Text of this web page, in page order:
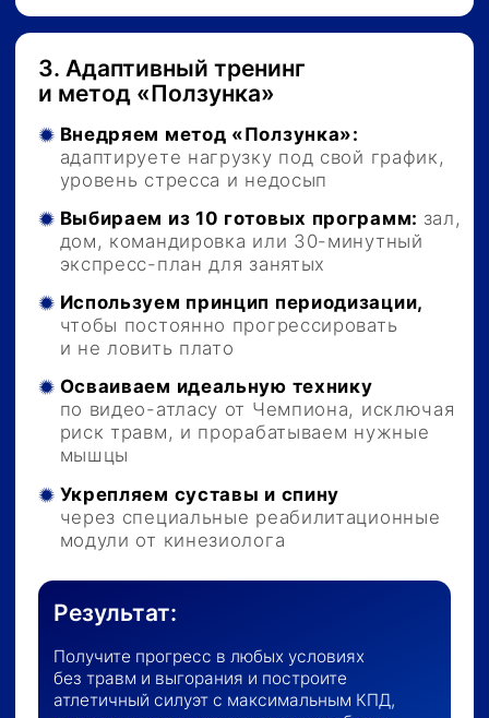
Библиотека
«Быстрые решения»
Мастер-классы по экспресс-
жиросжиганию за 21 день, умному
алкоголю, либидо и стратегии выживания
04
биомеханическую альтернативу любому
Штаб приглашенных
экспертов
Прикладные выступления и живые разборы
от эндокринолога, нутрициолога, сомнолога
и кинезиолога. Комплексный «тюнинг»
здоровья и гормонов под присмотром профи.